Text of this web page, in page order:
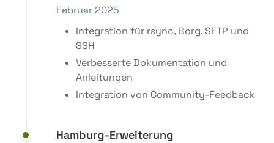
Februar 2025
Integration für rsync, Borg, SFTP und
SSH
Verbesserte Dokumentation und
Anleitungen
Integration von Community-Feedback
Hamburg-Erweiterung